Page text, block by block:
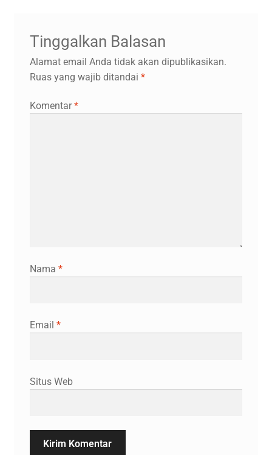
Tinggalkan Balasan
Alamat email Anda tidak akan dipublikasikan.
Ruas yang wajib ditandai *
Komentar*
Nama *
Email *
Situs Web